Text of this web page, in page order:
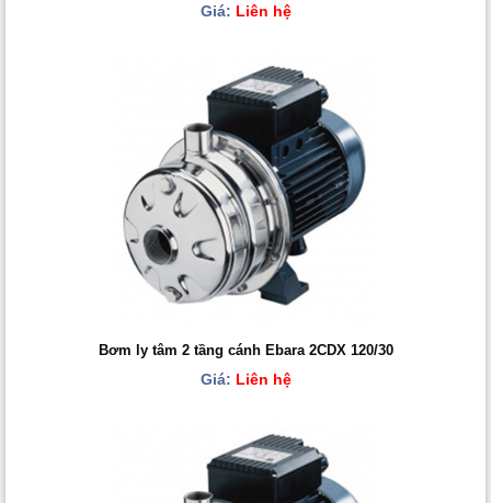
Giá: Liên hệ
Bơm ly tâm 2 tầng cánh Ebara 2CDX 120/30
Giá: Liên hệ